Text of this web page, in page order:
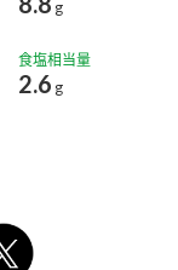
g
食塩相当量
2.6 g